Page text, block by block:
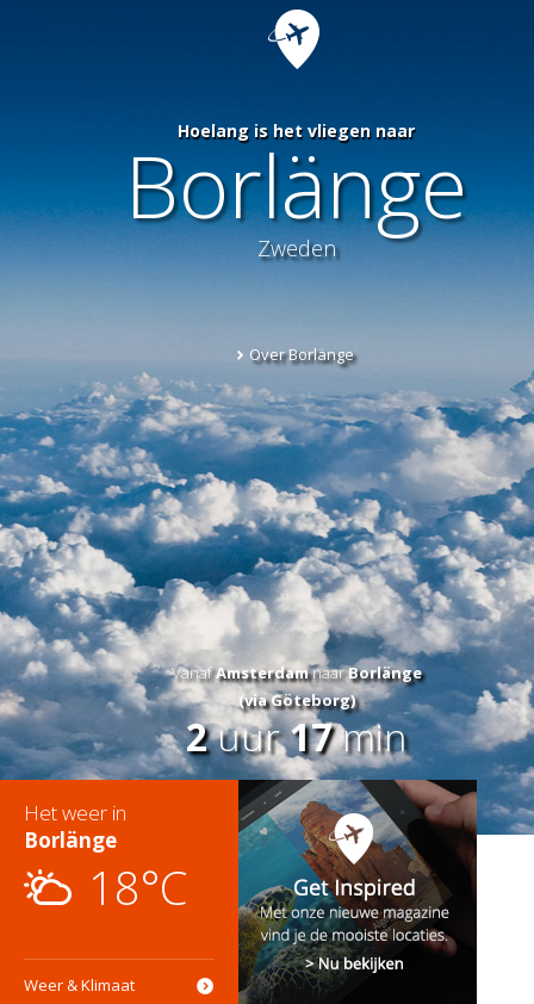
Hoelang is het vliegen naar
Borlänge
Zweden
Over Borlänge
VanafAmsterdamnaarBorlänge
(via Göteborg)
2uur17min
Het weer in
Borlänge
18°C
Weer & Klimaat